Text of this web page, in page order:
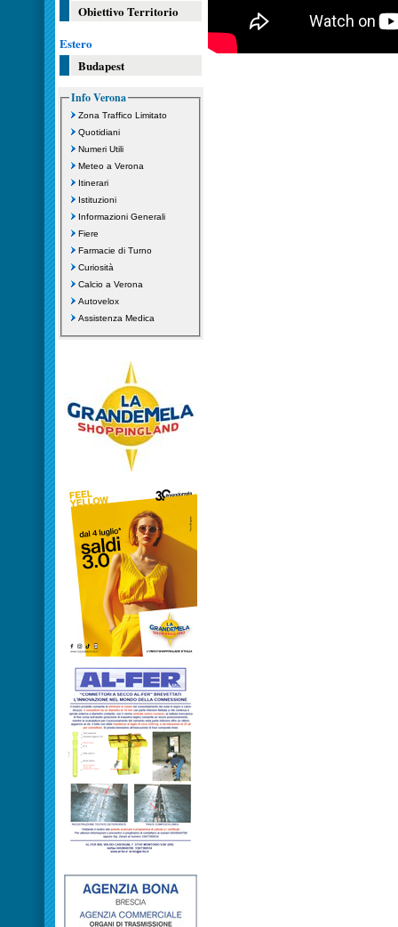
Obiettivo Territorio
Estero
Budapest
Info Verona
Zona Traffico Limitato
Quotidiani
Numeri Utili
Meteo a Verona
Itinerari
Istituzioni
Informazioni Generali
Fiere
Farmacie di Turno
Curiosità
Calcio a Verona
Autovelox
Assistenza Medica